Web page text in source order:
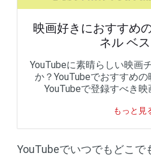
映画好きにおすすめ
ネル ベ
YouTubeに素晴らしい映画
か？YouTubeでおすすめ
YouTubeで登録すべき
もっと見
YouTubeでいつでもどこで